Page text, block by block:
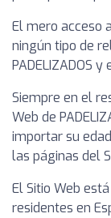
El mero acceso
ningún tipo de
PADELIZADOS y
Siempre en el
Web de
importar su
las páginas del
El Sitio Web
residentes en